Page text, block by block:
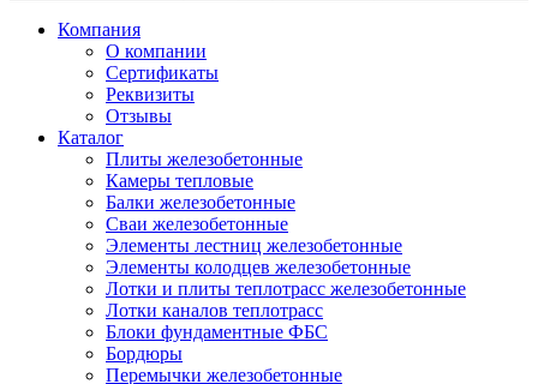
Компания
О компании
Сертификаты
Реквизиты
Отзывы
Каталог
Плиты железобетонные
Камеры тепловые
Балки железобетонные
Сваи железобетонные
Элементы лестниц железобетонные
Элементы колодцев железобетонные
Лотки и плиты теплотрасс железобетонные
Лотки каналов теплотрасс
Блоки фундаментные ФБС
Бордюры
Перемычки железобетонные